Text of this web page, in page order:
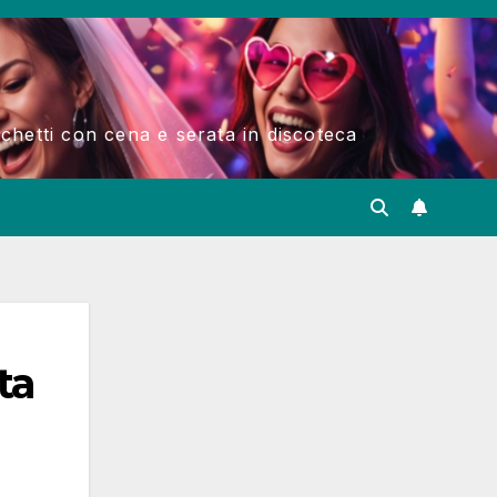
con cena e serata in discoteca